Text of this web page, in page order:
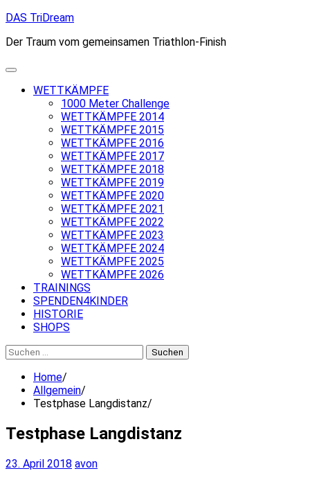
Skip
content
DAS TriDream
Der Traum vom gemeinsamen Triathlon-Finish
WETTKÄMPFE
1000 Meter Challenge
WETTKÄMPFE 2014
WETTKÄMPFE 2015
WETTKÄMPFE 2016
WETTKÄMPFE 2017
WETTKÄMPFE 2018
WETTKÄMPFE 2019
WETTKÄMPFE 2020
WETTKÄMPFE 2021
WETTKÄMPFE 2022
WETTKÄMPFE 2023
WETTKÄMPFE 2024
WETTKÄMPFE 2025
WETTKÄMPFE 2026
TRAININGS
SPENDEN4KINDER
HISTORIE
SHOPS
Suchen
nach:
Home
Allgemein
Testphase Langdistanz
Testphase Langdistanz
23. April 2018 avon